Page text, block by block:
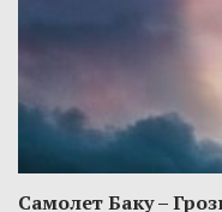
Самолет Баку –